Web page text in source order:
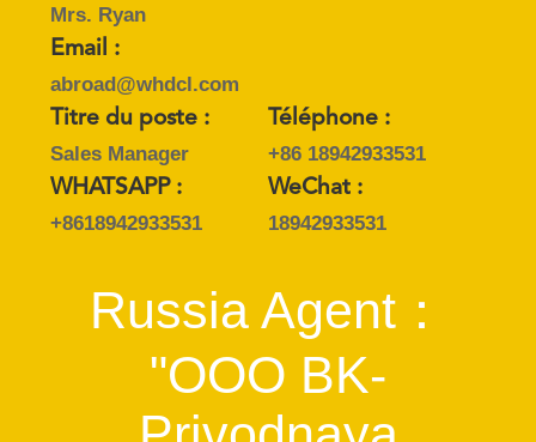
PLAN
SITE
PRIVACY
Mrs. Ryan
Email :
abroad@whdcl.com
Titre du poste :
Sales Manager
Téléphone :
+86 18942933531
WHATSAPP :
+8618942933531
WeChat :
18942933531
Russia Agent：
"OOO BK-